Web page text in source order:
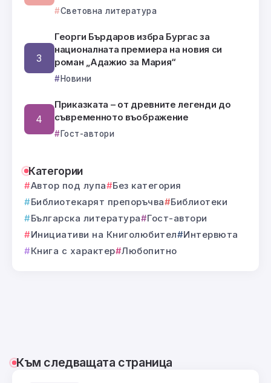
Световна литература
Георги Бърдаров избра Бургас за
националната премиера на новия си
роман „Адажио за Мария“
Новини
Приказката – от древните легенди до
съвременното въображение
Гост-автори
Категории
Автор под лупа
Без категория
Библиотекарят препоръчва
Библиотеки
Българска литература
Гост-автори
Инициативи на Книголюбител
Интервюта
Книга с характер Любопитно
Към следващата страница